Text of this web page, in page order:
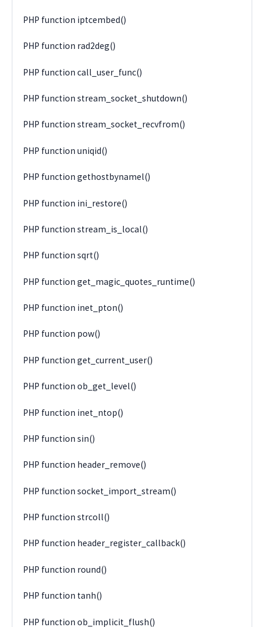
PHP function iptcembed()
PHP function rad2deg()
PHP function call_user_func()
PHP function stream_socket_shutdown()
PHP function stream_socket_recvfrom()
PHP function uniqid()
PHP function gethostbynamel()
PHP function ini_restore()
PHP function stream_is_local()
PHP function sqrt()
PHP function get_magic_quotes_runtime()
PHP function inet_pton()
PHP function pow()
PHP function get_current_user()
PHP function ob_get_level()
PHP function inet_ntop()
PHP function sin()
PHP function header_remove()
PHP function socket_import_stream()
PHP function strcoll()
PHP function header_register_callback()
PHP function round()
PHP function tanh()
PHP function ob_implicit_flush()